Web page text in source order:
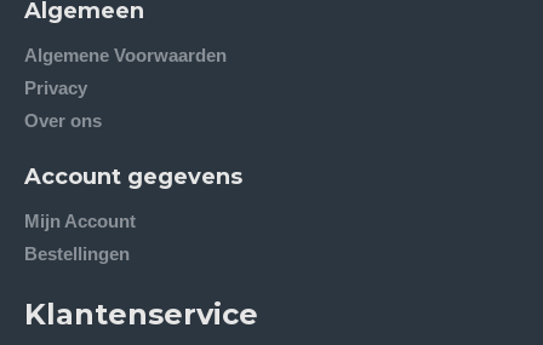
Algemeen
Algemene Voorwaarden
Privacy
Over ons
Account gegevens
Mijn Account
Bestellingen
Klantenservice